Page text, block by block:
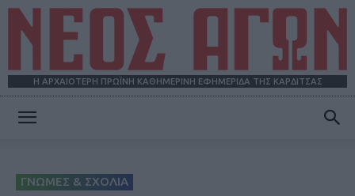
Η ΑΡΧΑΙΟΤΕΡΗ ΠΡΩΪΝΗ ΚΑΘΗΜΕΡΙΝΗ ΕΦΗΜΕΡΙΔΑ ΤΗΣ ΚΑΡΔΙΤΣΑΣ
ΓΝΩΜΕΣ & ΣΧΟΛΙΑ